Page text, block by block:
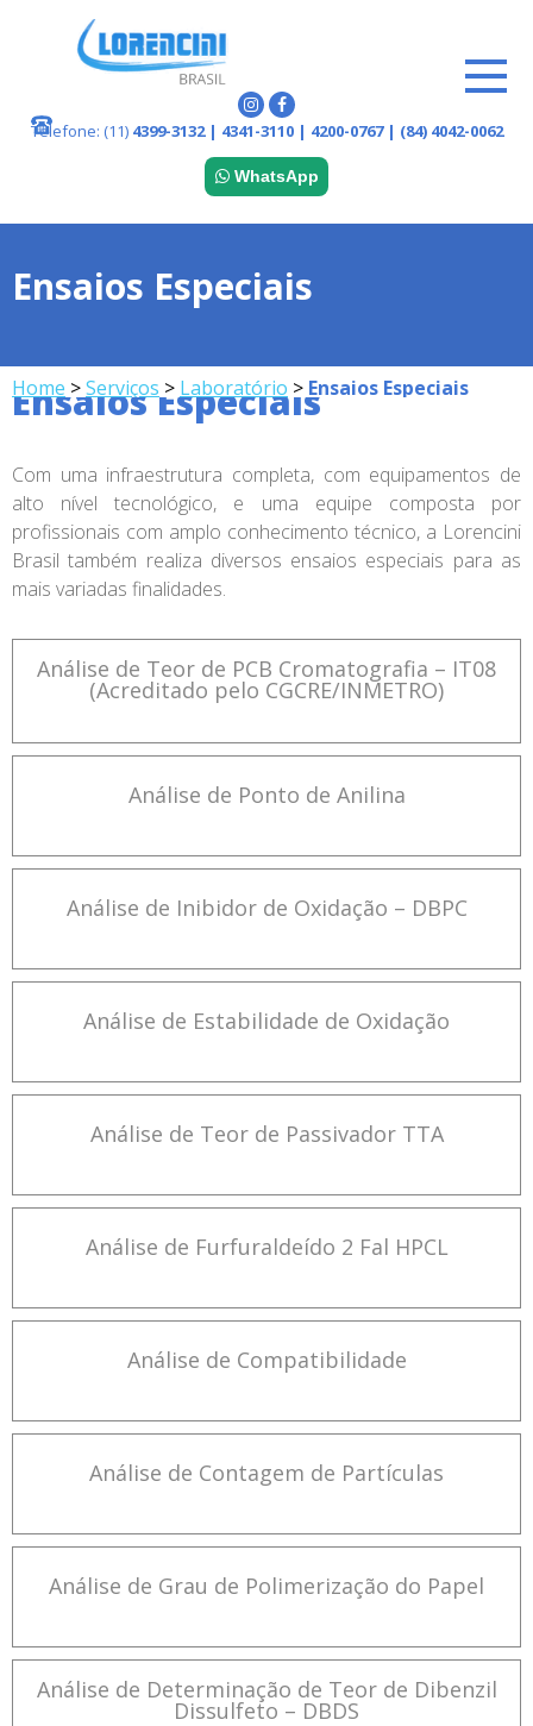
Telefone: (11) 4399-3132 | 4341-3110 | 4200-0767 | (84) 4042-0062
WhatsApp
Ensaios Especiais
Home >Serviços > Laboratório > Ensaios Especiais
Menu Serviços
Ensaios Especiais
Com uma infraestrutura completa, com equipamentos de
alto nível tecnológico, e uma equipe composta por
profissionais com amplo conhecimento técnico, a Lorencini
Brasil também realiza diversos ensaios especiais para as
mais variadas finalidades.
Análise de Teor de PCB Cromatografia – IT08
(Acreditado pelo CGCRE/INMETRO)
Análise de Ponto de Anilina
Análise de Inibidor de Oxidação – DBPC
Análise de Estabilidade de Oxidação
Análise de Teor de Passivador TTA
Análise de Furfuraldeído 2 Fal HPCL
Análise de Compatibilidade
Análise de Contagem de Partículas
Análise de Grau de Polimerização do Papel
Análise de Determinação de Teor de Dibenzil
Dissulfeto – DBDS